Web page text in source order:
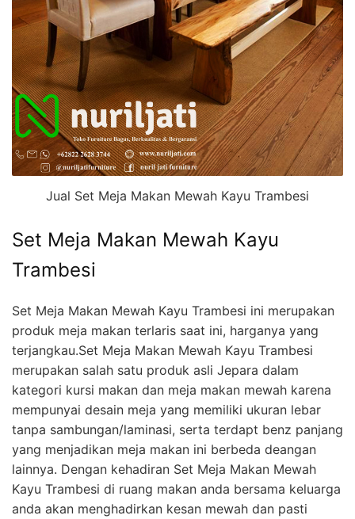
Jual Set Meja Makan Mewah Kayu Trambesi
Set Meja Makan Mewah Kayu
Trambesi
Set Meja Makan Mewah Kayu Trambesi ini merupakan
produk meja makan terlaris saat ini, harganya yang
terjangkau.Set Meja Makan Mewah Kayu Trambesi
merupakan salah satu produk asli Jepara dalam
kategori kursi makan dan meja makan mewah karena
mempunyai desain meja yang memiliki ukuran lebar
tanpa sambungan/laminasi, serta terdapt benz panjang
yang menjadikan meja makan ini berbeda deangan
lainnya. Dengan kehadiran Set Meja Makan Mewah
Kayu Trambesi di ruang makan anda bersama keluarga
anda akan menghadirkan kesan mewah dan pasti